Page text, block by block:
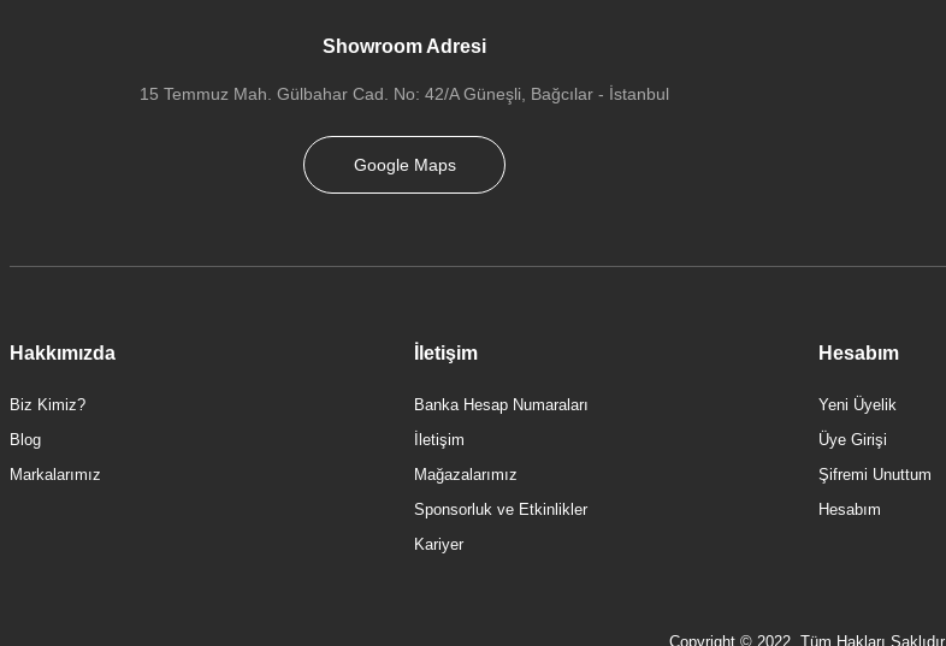
Vitra 62154 Valarte Lavabo Dolabı 80 Cm Lavabolu Mat Gri Kapaklı
Showroom Adresi
15 Temmuz Mah. Gülbahar Cad. No: 42/A Güneşli, Bağcılar - İstanbul
Google Maps
Hakkımızda
Biz Kimiz?
Blog
Markalarımız
İletişim
Banka Hesap Numaraları
İletişim
Mağazalarımız
Sponsorluk ve Etkinlikler
Kariyer
Hesabım
Yeni Üyelik
Üye Girişi
Şifremi Unuttum
Hesabım
Copyright © 2022, Tüm Hakları Saklıdır.